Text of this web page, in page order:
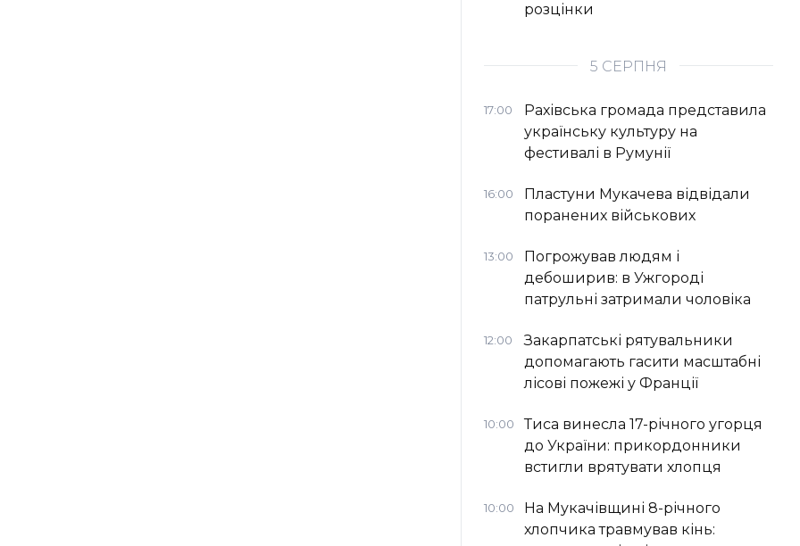
розцінки
5 СЕРПНЯ
17:00
Рахівська громада представила
українську культуру на
фестивалі в Румунії
16:00
Пластуни Мукачева відвідали
поранених військових
13:00
Погрожував людям і
дебоширив: в Ужгороді
патрульні затримали чоловіка
12:00
Закарпатські рятувальники
допомагають гасити масштабні
лісові пожежі у Франції
10:00
Тиса винесла 17-річного угорця
до України: прикордонники
встигли врятувати хлопця
10:00
На Мукачівщині 8-річного
хлопчика травмував кінь: